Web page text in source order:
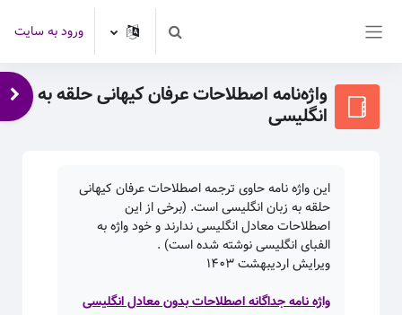
Toggle search inputورود به سایت
واژه‌نامه اصطلاحات عرفان کیهانی حلقه به
انگلیسی
این واژه نامه حاوی ترجمه اصطلاحات عرفان کیهانی
حلقه به زبان انگلیسی است. (برخی از این
اصطلاحات معادل انگلیسی ندارند و خود واژه به
الفبای انگلیسی نوشته شده است) .
ویرایش اردیبهشت۱۴۰۳
واژه نامه جداگانه اصطلاحات بدون معادل انگلیسی